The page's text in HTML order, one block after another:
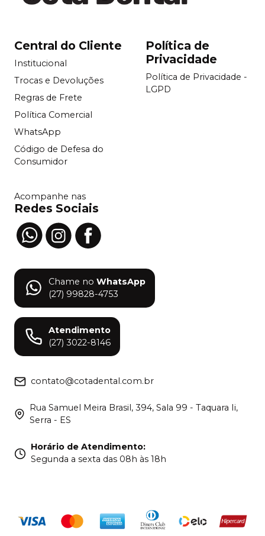
Central do Cliente
Institucional
Trocas e Devoluções
Regras de Frete
Política Comercial
WhatsApp
Código de Defesa do
Consumidor
Política de
Privacidade
Política de Privacidade -
LGPD
Acompanhe nas
Redes Sociais
Chame no WhatsApp
(27) 99828-4753
Atendimento
(27) 3022-8146
contato@cotadental.com.br
Rua Samuel Meira Brasil, 394, Sala 99 - Taquara Ii,
Serra - ES
Horário de Atendimento:
Segunda a sexta das 08h às 18h